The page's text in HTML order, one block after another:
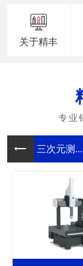
关于精丰
三次元测...